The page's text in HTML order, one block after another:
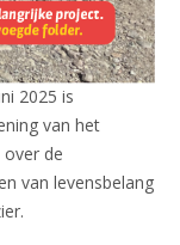
2025 is
van het
de
van levensbelang